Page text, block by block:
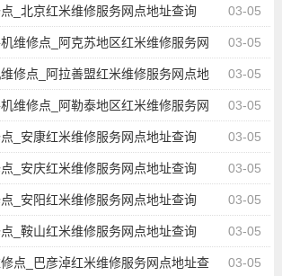
03-05
_北京红米维修服务网点地址查询
03-05
维修点_阿克苏地区红米维修服务网
03-05
修点_阿拉善盟红米维修服务网点地
03-05
维修点_阿勒泰地区红米维修服务网
03-05
_安康红米维修服务网点地址查询
03-05
_安庆红米维修服务网点地址查询
03-05
_安阳红米维修服务网点地址查询
03-05
_鞍山红米维修服务网点地址查询
03-05
点_巴彦淖红米维修服务网点地址查